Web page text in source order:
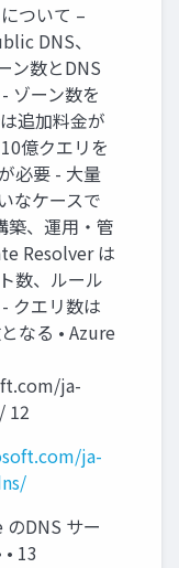
ついて –
DNS、
ン数とDNS
ゾーン数を
追加料金が
億クエリを
必要 - 大量
なケースで
築、運用・管
Resolver は
数、ルール
クエリ数は
なる • Azure
ja-
12
ja-
のDNS サー
13